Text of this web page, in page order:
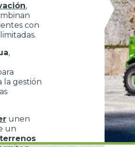
,
con
,
la gestión
unen
un
terrenos